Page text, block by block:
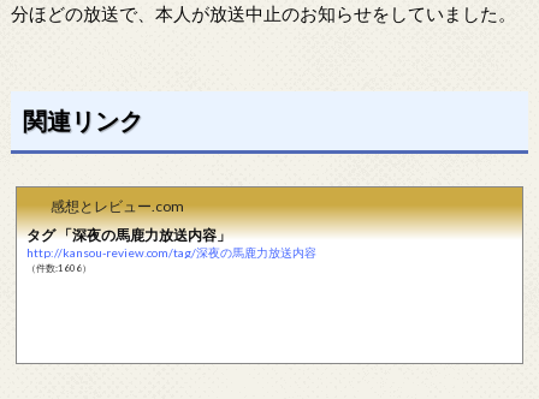
分ほどの放送で、本人が放送中止のお知らせをしていました。
関連リンク
感想とレビュー.com
タグ 「深夜の馬鹿力放送内容」
http://kansou-review.com/tag/深夜の馬鹿力放送内容
（件数:1606）